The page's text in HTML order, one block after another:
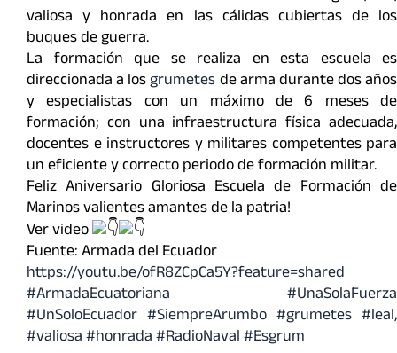
valiosa y honrada en las cálidas cubiertas de los
buques de guerra.
La formación que se realiza en esta escuela es
direccionada a losgrumetesde arma durante dos años
y especialistas con un máximo de 6 meses de
formación; con una infraestructura física adecuada,
docentes e instructores y militares competentes para
un eficiente y correcto periodo de formación militar.
Feliz Aniversario Gloriosa Escuela de Formación de
Marinos valientes amantes de la patria!
Ver video
Fuente: Armada del Ecuador
https://youtu.be/ofR8ZCpCa5Y?feature=shared
#ArmadaEcuatoriana
#UnaSolaFuerza
#UnSoloEcuador #SiempreArumbo #grumetes #leal,
#valiosa#honrada #RadioNaval #Esgrum